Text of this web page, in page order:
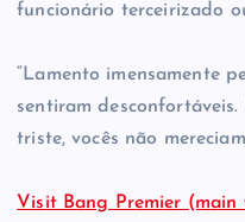
funcionário terceirizado
“Lamento imensamente
sentiram
triste, vocês não mereciam
Visit Bang Premier (main